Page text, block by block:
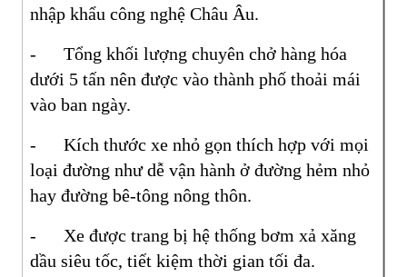
nhập khẩu công nghệ Châu Âu.
- Tổng khối lượng chuyên chở hàng hóa
dưới 5 tấn nên được vào thành phố thoải mái
vào ban ngày.
- Kích thước xe nhỏ gọn thích hợp với mọi
loại đường như dễ vận hành ở đường hẻm nhỏ
hay đường bê-tông nông thôn.
- Xe được trang bị hệ thống bơm xả xăng
dầu siêu tốc, tiết kiệm thời gian tối đa.